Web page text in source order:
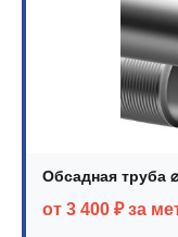
Обсадная труба
от 3 400 ₽ за